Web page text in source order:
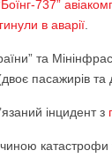
737”
в аварії
та
пасажирів та
інцидент з
катастрофи